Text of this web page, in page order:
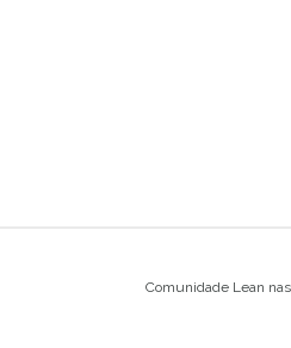
Comunidade Lean